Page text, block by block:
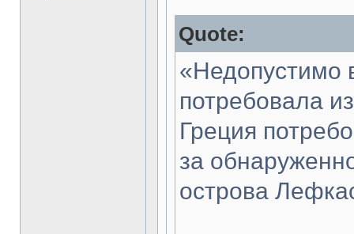
Quote:
«Недопустимо
потребовала
Греция
за
острова